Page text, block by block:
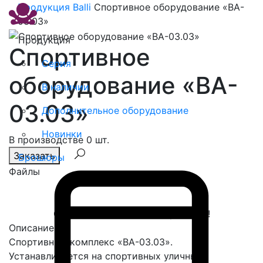
Продукция
Серия
В наличии
Дополнительное оборудование
Новинки
Брошюры
Продукция Balli Спортивное оборудование «BA-
03.03»
Спортивное
оборудование «BA-
03.03»
В производстве 0 шт.
Заказать
Файлы
Спасибо, сообщение отправлено!
Описание
Спортивный комплекс «ВА-03.03».
Устанавливается на спортивных уличных